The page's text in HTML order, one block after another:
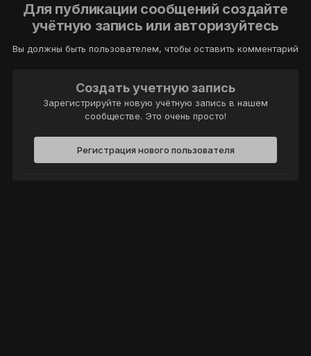
Для публикации сообщений создайте
учётную запись или авторизуйтесь
Вы должны быть пользователем, чтобы оставить комментарий
Создать учетную запись
Зарегистрируйте новую учётную запись в нашем
сообществе. Это очень просто!
Регистрация нового пользователя